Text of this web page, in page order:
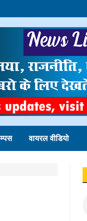
वायरल वीडियो